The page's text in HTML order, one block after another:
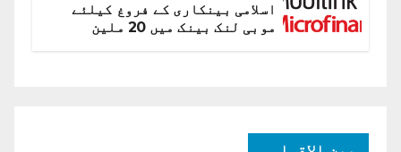
اسلامی بینکاری کے فروغ کیلئے
موبی لنک بینک میں 20 ملین